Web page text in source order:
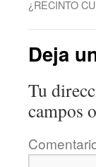
¿RECINTO
Deja
Tu
campos